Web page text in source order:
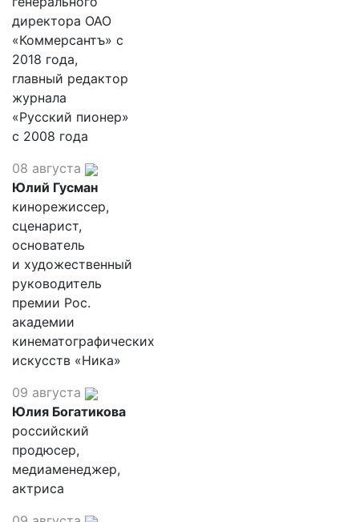
директора ОАО
«Коммерсантъ» с
2018 года,
главный редактор
журнала
«Русский пионер»
с 2008 года
08 августа
Юлий Гусман
кинорежиссер,
сценарист,
основатель
и художественный
руководитель
премии Рос.
академии
кинематографических
искусств «Ника»
09 августа
Юлия Богатикова
российский
продюсер,
медиаменеджер,
актриса